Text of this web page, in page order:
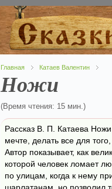
Главная Катаев Валентин
Ножи
(Время чтения: 15 мин.)
Рассказ В. П. Катаева Ножи
мечте, делать все для
Автор показывает, как
которой человек ломает
по улицам, когда к нему